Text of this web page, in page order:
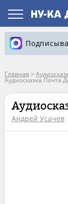
Главная >
Аудиосказка Почта
Андрей Усачев